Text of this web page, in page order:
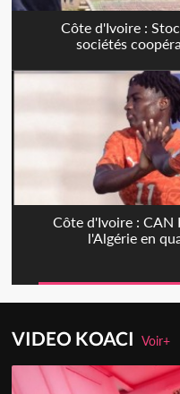
Côte d'Ivoire :
sociétés
Côte d'Ivoire : CAN
l'Algérie en
VIDEO KOACIVoir+